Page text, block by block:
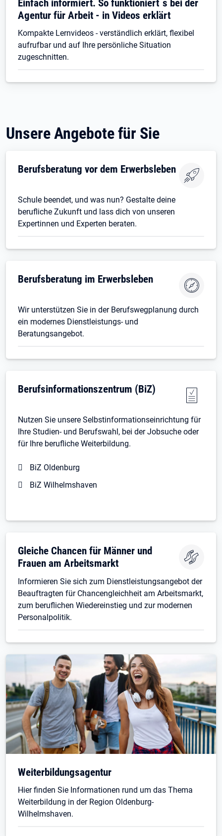
Einfach informiert. So funktioniert´s bei der
Agentur für Arbeit - in Videos erklärt
Kompakte Lernvideos - verständlich erklärt, flexibel
aufrufbar und auf Ihre persönliche Situation
zugeschnitten.
Unsere Angebote für Sie
Berufsberatung vor dem Erwerbsleben
Schule beendet, und was nun? Gestalte deine
berufliche Zukunft und lass dich von unseren
Expertinnen und Experten beraten.
Berufsberatung im Erwerbsleben
Wir unterstützen Sie in der Berufswegplanung durch
ein modernes Dienstleistungs- und
Beratungsangebot.
Berufsinformationszentrum (BiZ)
Nutzen Sie unsere Selbstinformationseinrichtung für
Ihre Studien- und Berufswahl, bei der Jobsuche oder
für Ihre berufliche Weiterbildung.
BiZ Oldenburg
BiZ Wilhelmshaven
Gleiche Chancen für Männer und
Frauen am Arbeitsmarkt
Informieren Sie sich zum Dienstleistungsangebot der
Beauftragten für Chancengleichheit am Arbeitsmarkt,
zum beruflichen Wiedereinstieg und zur modernen
Personalpolitik.
Weiterbildungsagentur
Hier finden Sie Informationen rund um das Thema
Weiterbildung in der Region Oldenburg-
Wilhelmshaven.